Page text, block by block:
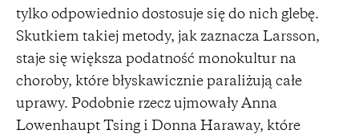
tylko odpowiednio dostosuje się do nich glebę.
Skutkiem takiej metody, jak zaznacza Larsson,
staje się większa podatność monokultur na
choroby, które błyskawicznie paraliżują całe
uprawy. Podobnie rzecz ujmowały Anna
Lowenhaupt Tsing i Donna Haraway, które